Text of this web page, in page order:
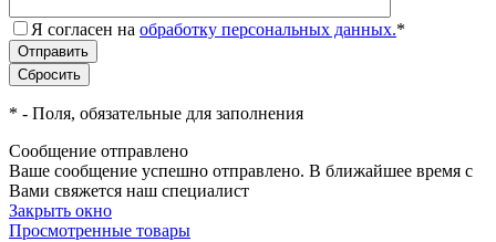
Я согласен на обработку персональных данных.*
* - Поля, обязательные для заполнения
Сообщение отправлено
Ваше сообщение успешно отправлено. В ближайшее время с
Вами свяжется наш специалист
Закрыть окно
Просмотренные товары